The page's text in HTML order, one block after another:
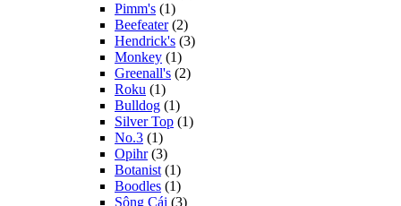
Pimm's (1)
Beefeater (2)
Hendrick's (3)
Monkey (1)
Greenall's (2)
Roku (1)
Bulldog (1)
Silver Top (1)
No.3 (1)
Opihr (3)
Botanist (1)
Boodles (1)
Sông Cái (3)